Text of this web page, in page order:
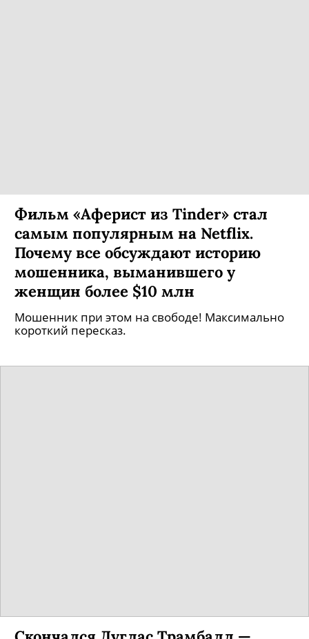
Фильм «Аферист из Tinder» стал
самым популярным на Netflix.
Почему все обсуждают историю
мошенника, выманившего у
женщин более $10 млн
Мошенник при этом на свободе! Максимально